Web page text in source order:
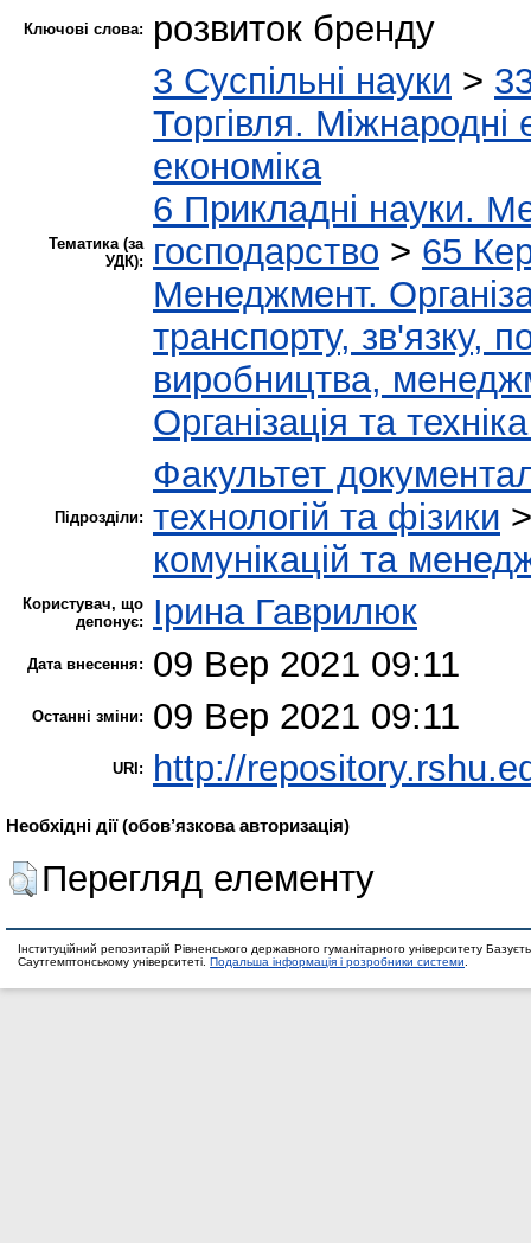
Ключові слова: розвиток бренду
Тематика (за
УДК):
3 Суспільні науки >
Торгівля. Міжнародні
економіка
6 Прикладні науки.
господарство > 65
Менеджмент.
транспорту, зв'язку,
виробництва,
Організація та техніка
Підрозділи:
Факультет
технологій та фізики
комунікацій та
Користувач, що
депонує:
Ірина Гаврилюк
Дата внесення: 09 Вер 2021 09:11
Останні зміни: 09 Вер 2021 09:11
URI: http://
Необхідні дії (обов’язкова авторизація)
Перегляд елементу
Інституційний репозитарій Рівненського державного гуманітарного університету
Саутгемптонському університеті. Подальша інформація і розробники системи